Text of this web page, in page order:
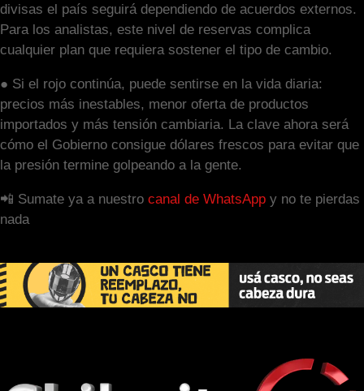
divisas el país seguirá dependiendo de acuerdos externos.
Para los analistas, este nivel de reservas complica
cualquier plan que requiera sostener el tipo de cambio.
● Si el rojo continúa, puede sentirse en la vida diaria:
precios más inestables, menor oferta de productos
importados y más tensión cambiaria. La clave ahora será
cómo el Gobierno consigue dólares frescos para evitar que
la presión termine golpeando a la gente.
📲 Sumate ya a nuestro canal de WhatsApp y no te pierdas
nada